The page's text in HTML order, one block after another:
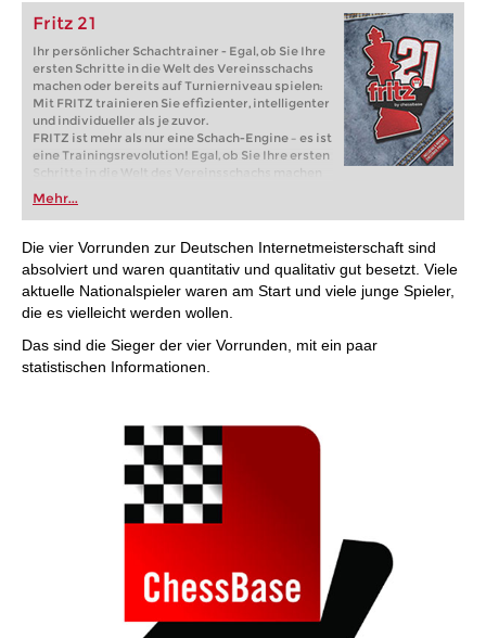
Fritz 21
Ihr persönlicher Schachtrainer - Egal, ob Sie Ihre
ersten Schritte in die Welt des Vereinsschachs
machen oder bereits auf Turnierniveau spielen:
Mit FRITZ trainieren Sie effizienter, intelligenter
und individueller als je zuvor.
FRITZ ist mehr als nur eine Schach-Engine – es ist
eine Trainingsrevolution! Egal, ob Sie Ihre ersten
Schritte in die Welt des Vereinsschachs machen
oder bereits auf Turnierniveau spielen: Mit
FRITZ trainieren Sie effizienter, intelligenter und
individueller als je zuvor.
Mehr...
Die vier Vorrunden zur Deutschen Internetmeisterschaft sind
absolviert und waren quantitativ und qualitativ gut besetzt. Viele
aktuelle Nationalspieler waren am Start und viele junge Spieler,
die es vielleicht werden wollen.
Das sind die Sieger der vier Vorrunden, mit ein paar
statistischen Informationen.